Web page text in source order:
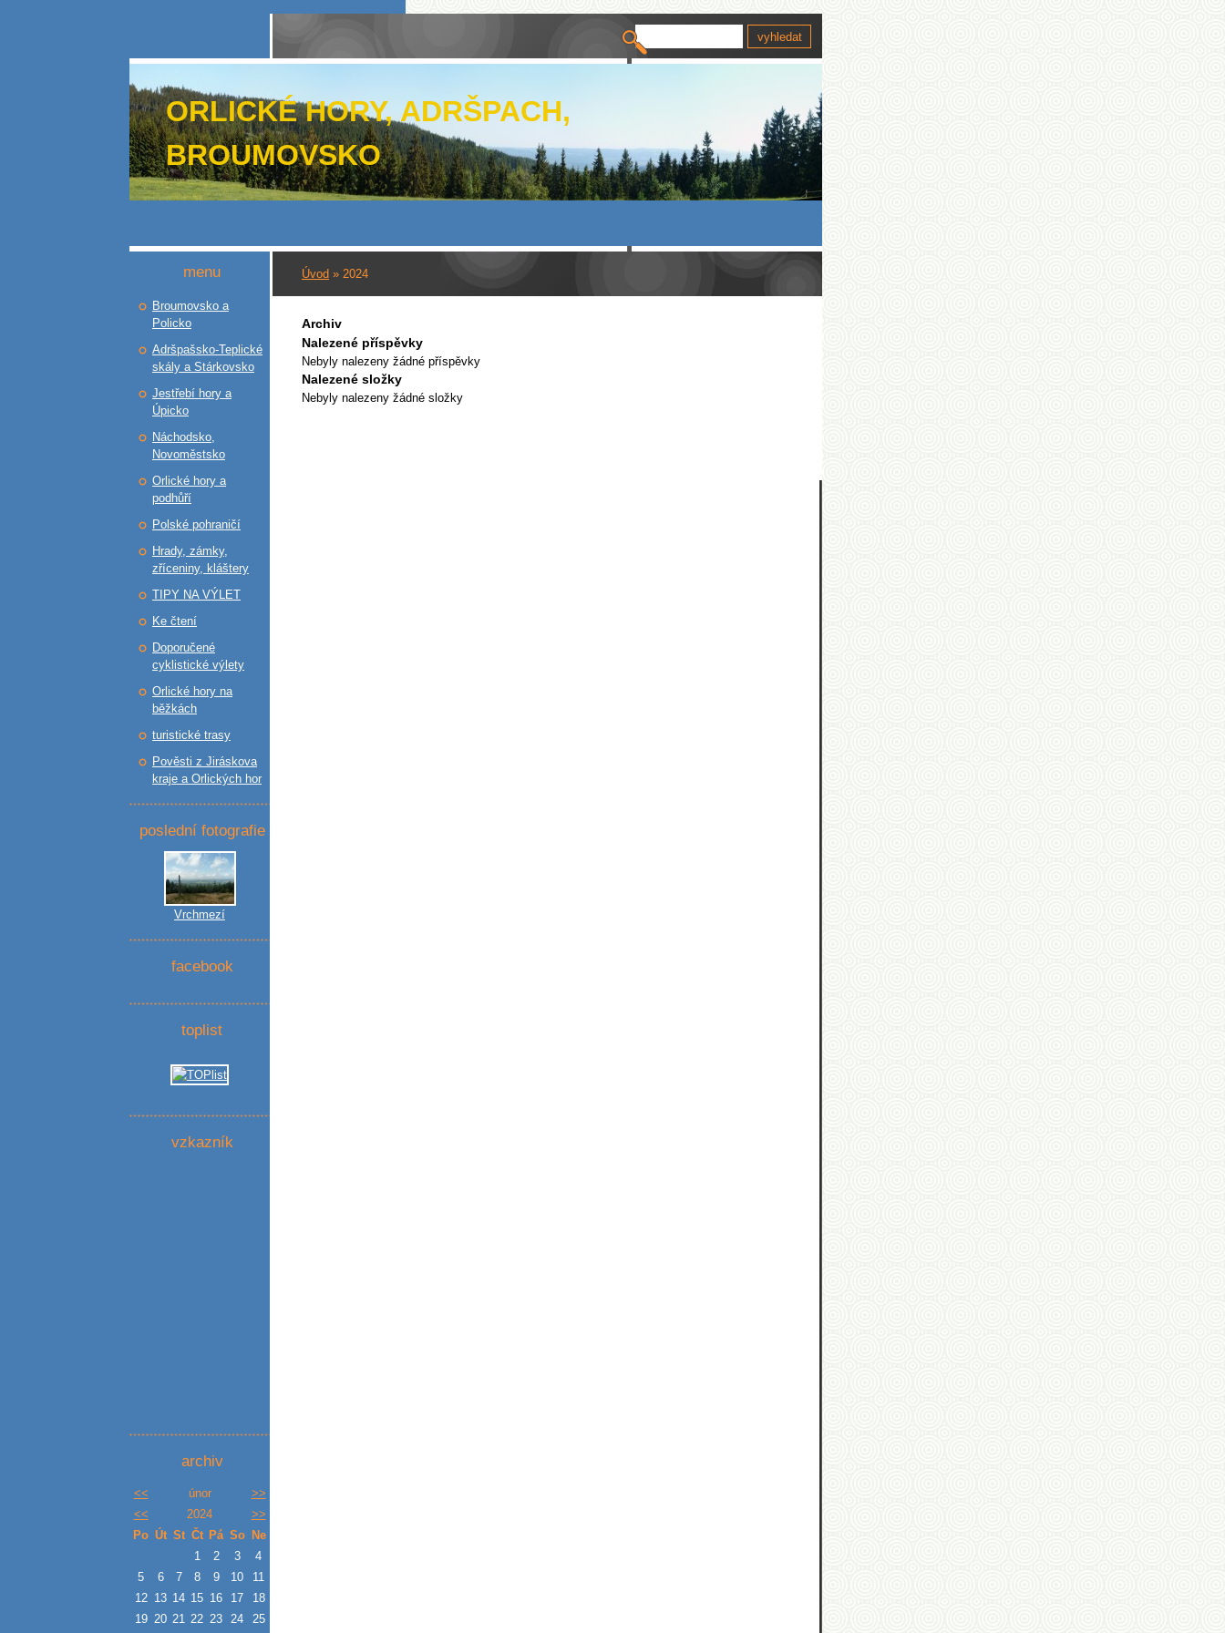
ORLICKÉ HORY, ADRŠPACH,
BROUMOVSKO
Úvod » 2024
Archiv
Nalezené příspěvky
Nebyly nalezeny žádné příspěvky
Nalezené složky
Nebyly nalezeny žádné složky
menu
Broumovsko a
Policko
Adršpašsko-Teplické
skály a Stárkovsko
Jestřebí hory a
Úpicko
Náchodsko,
Novoměstsko
Orlické hory a
podhůří
Polské pohraničí
Hrady, zámky,
zříceniny, kláštery
TIPY NA VÝLET
Ke čtení
Doporučené
cyklistické výlety
Orlické hory na
běžkách
turistické trasy
Pověsti z Jiráskova
kraje a Orlických hor
poslední fotografie
Vrchmezí
facebook
toplist
vzkazník
archiv
<< únor
>>
<<
2024
>>
Po Út St Čt Pá So
Ne
1
2 3
4
5
6 7 8 9 10
11
12 13 14 15 16 17
18
19 20 21 22 23 24 25